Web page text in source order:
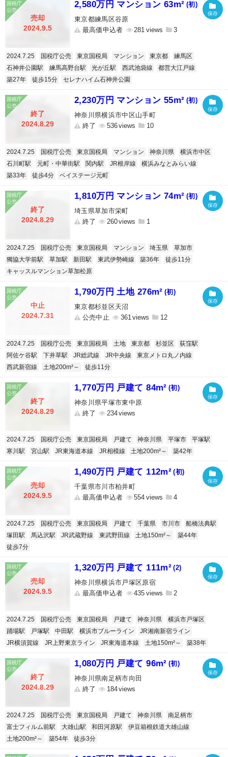
売却
2024.9.5
2,580万円 マンション 63m² (初)
東京都練馬区谷原
最高価申込者
281 3
2024.7.25 国税庁公売 東京国税局 マンション 東京都
練馬区
石神井公園駅
練馬高野台駅 光が丘駅 西武池袋線
都営大江戸線
築27年
徒歩15分 セレナハイム石神井公園
終了
2024.8.29
2,230万円 マンション 55m² (初)
神奈川県横浜市中区山手町
終了
536 10
2024.7.25 国税庁公売 東京国税局 マンション 神奈川県
横浜市中区
石川町駅
元町・中華街駅 関内駅 JR根岸線
横浜みなとみらい線
築33年
徒歩4分 ベイステージ元町
終了
2024.8.29
1,810万円 マンション 74m² (初)
埼玉県草加市栄町
終了
260 1
2024.7.25 国税庁公売 東京国税局 マンション 埼玉県
草加市
獨協大学前駅
草加駅 新田駅 東武伊勢崎線 築36年
徒歩11分
キャッスルマンション草加松原
中止
2024.7.31
1,790万円 土地 276m² (初)
東京都杉並区天沼
公売中止
361 12
2024.7.25 国税庁公売 東京国税局 土地 東京都 杉並区
荻窪駅
阿佐ケ谷駅
下井草駅 JR総武線 JR中央線
東京メトロ丸ノ内線
西武新宿線
土地200m²～ 徒歩11分
終了
2024.8.29
1,770万円 戸建て 84m² (初)
神奈川県平塚市東中原
終了
234
2024.7.25 国税庁公売 東京国税局 戸建て 神奈川県 平塚市
平塚駅
寒川駅
宮山駅 JR東海道本線 JR相模線 土地200m²～ 築42年
売却
2024.9.5
1,490万円 戸建て 112m² (初)
千葉県市川市柏井町
最高価申込者
554 4
2024.7.25 国税庁公売 東京国税局 戸建て 千葉県 市川市
船橋法典駅
塚田駅
馬込沢駅 JR武蔵野線 東武野田線 土地150m²～
築44年
徒歩7分
売却
2024.9.5
1,320万円 戸建て 111m² (2)
神奈川県横浜市戸塚区原宿
最高価申込者
435 2
2024.7.25 国税庁公売 東京国税局 戸建て 神奈川県
横浜市戸塚区
踊場駅
戸塚駅 中田駅 横浜市ブルーライン
JR湘南新宿ライン
JR横須賀線
JR上野東京ライン JR東海道本線 土地150m²～ 築38年
終了
2024.8.29
1,080万円 戸建て 96m² (初)
神奈川県南足柄市向田
終了
184
2024.7.25 国税庁公売 東京国税局 戸建て 神奈川県
南足柄市
富士フィルム前駅
大雄山駅 和田河原駅
伊豆箱根鉄道大雄山線
土地200m²～
築54年 徒歩3分